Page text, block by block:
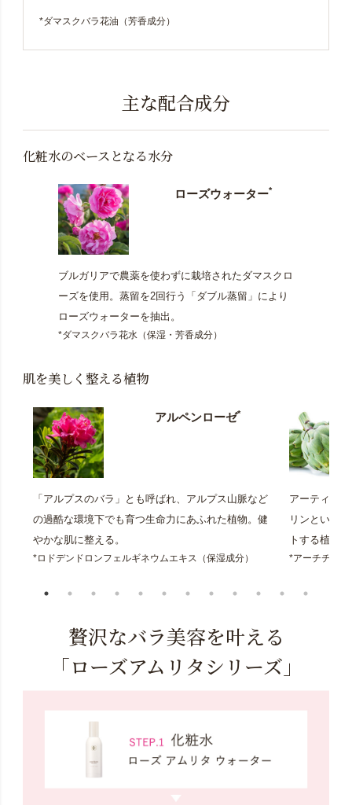
*ダマスクバラ花油（芳香成分）
主な配合成分
化粧水のベースとなる水分
ローズウォーター*
ブルガリアで農薬を使わずに栽培されたダマスクロ
ーズを使用。蒸留を2回行う「ダブル蒸留」により
ローズウォーターを抽出。
*ダマスクバラ花水（保湿・芳香成分）
肌を美しく整える植物
アルペンローゼ*
「アルプスのバラ」とも呼ばれ、アルプス山脈など
の過酷な環境下でも育つ生命力にあふれた植物。健
やかな肌に整える。
*ロドデンドロンフェルギネウムエキス（保湿成分）
アーティチ
リンという
トする植物。
*アーチチョ
贅沢なバラ美容を叶える
「ローズアムリタシリーズ」